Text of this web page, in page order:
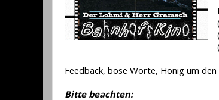
Feedback, böse Worte, Honig um
Bitte beachten: